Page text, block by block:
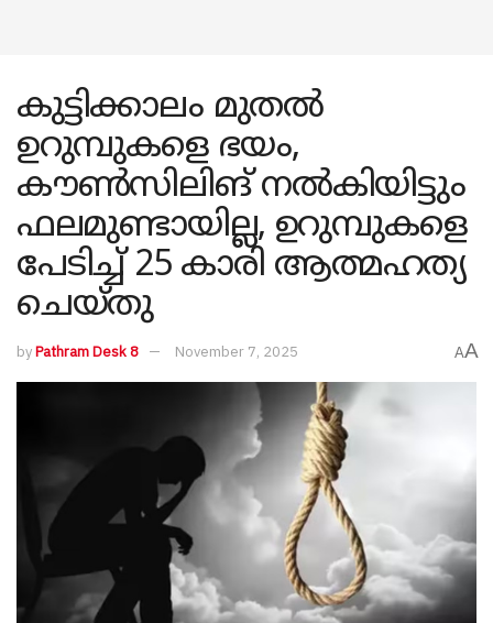
കുട്ടിക്കാലം മുതൽ
ഉറുമ്പുകളെ ഭയം,
കൗൺസിലിങ് നൽകിയിട്ടും
ഫലമുണ്ടായില്ല, ഉറുമ്പുകളെ
പേടിച്ച് 25 കാരി ആത്മഹത്യ
ചെയ്തു
byPathram Desk 8 November 7, 2025 AA